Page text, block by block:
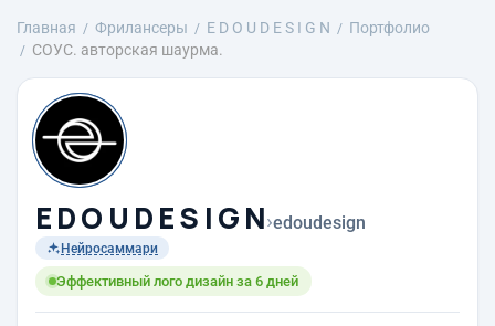
Главная Фрилансеры E D O U D E S I G N
Портфолио
СОУС. авторская шаурма.
E D O U D E S I G N›edoudesign
Нейросаммари
Эффективный лого дизайн за 6 дней